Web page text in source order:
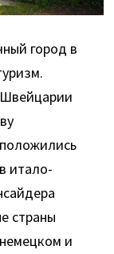
город в
итало-
страны
и